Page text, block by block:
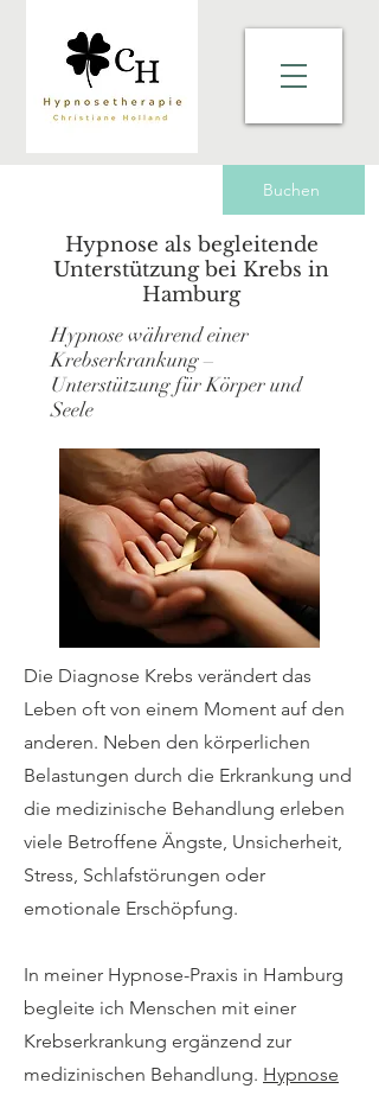
Buchen
Hypnose als begleitende
Unterstützung bei Krebs in
Hamburg
Hypnose während einer
Krebserkrankung –
Unterstützung für Körper und
Seele
Die Diagnose Krebs verändert das
Leben oft von einem Moment auf den
anderen. Neben den körperlichen
Belastungen durch die Erkrankung und
die medizinische Behandlung erleben
viele Betroffene Ängste, Unsicherheit,
Stress, Schlafstörungen oder
emotionale Erschöpfung.
In meiner Hypnose-Praxis in Hamburg
begleite ich Menschen mit einer
Krebserkrankung ergänzend zur
medizinischen Behandlung. Hypnose